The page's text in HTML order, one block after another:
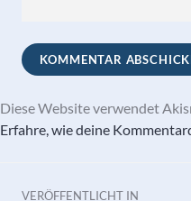
Diese Website verwendet
Erfahre, wie deine
VERÖFFENTLICHT IN